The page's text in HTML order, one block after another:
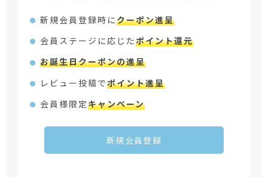
新規会員登録時にクーポン進呈
会員ステージに応じたポイント還元
お誕生日クーポンの進呈
レビュー投稿でポイント進呈
会員様限定キャンペーン
新規会員登録